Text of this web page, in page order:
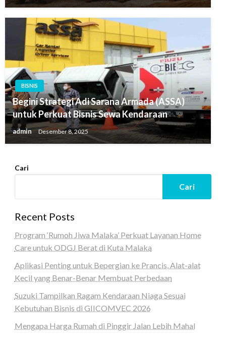
BISNIS
Begini Strategi Adi Sarana Armada (ASSA)
untuk Perkuat Bisnis Sewa Kendaraan
admin Desember 8, 2025
Cari
Cari
Recent Posts
Program ‘Rumoh Jiwa Malaka’ Perkuat Layanan Home
Care untuk ODGJ Berat di Kuta Malaka
Aplikasi Penting untuk Bepergian ke Prancis, Alat-alat
Kecil yang Benar-Benar Membuat Perbedaan
Suzuki Tampilkan Ragam Kendaraan Niaga Sesuai
Kebutuhan Bisnis di GIICOMVEC 2026
Mengapa Harga Rumah di Pinggir Jalan Lebih Mahal